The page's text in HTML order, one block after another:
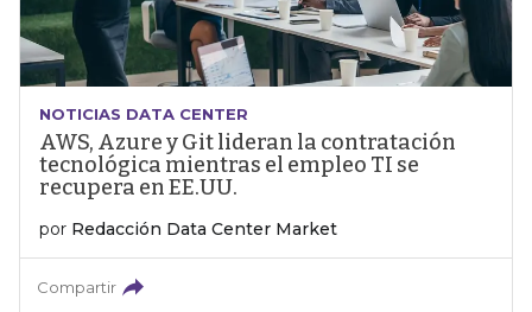
NOTICIAS DATA CENTER
AWS, Azure y Git lideran la contratación
tecnológica mientras el empleo TI se
recupera en EE.UU.
por Redacción Data Center Market
Compartir